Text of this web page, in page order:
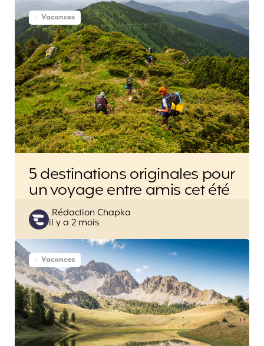
Vacances
5 destinations originales pour
un voyage entre amis cet été
Posted
by
Rédaction Chapka
il y a 2 mois
Vacances